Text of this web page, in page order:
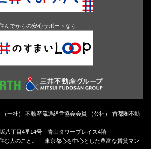
んでからの安心サポートなら
一社） 不動産流通経営協会会員 （公社） 首都圏不動
八丁目4番14号 青山タワープレイス4階
む人のこと。」 東京都心を中心とした豊富な賃貸マン